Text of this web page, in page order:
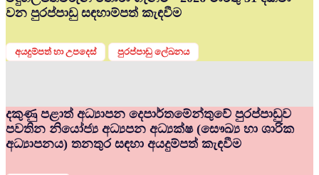
වන පුරප්පාඩු සඳහාම්පත් කැඳවීම
අයදුම්පත් හා උපදෙස් පුරප්පාඩු ලේඛනය
දකුණු පළාත් අධ්‍යාපන දෙපාර්තමේන්තුවේ පුරප්පාඩුව
පවතින නියෝජ්‍ය අධ්‍යපන අධ්‍යක්ෂ (සෞඛ්‍ය හා ශාරික
අධ්‍යාපනය) තනතුර සඳහා අයදුම්පත් කැඳවීම